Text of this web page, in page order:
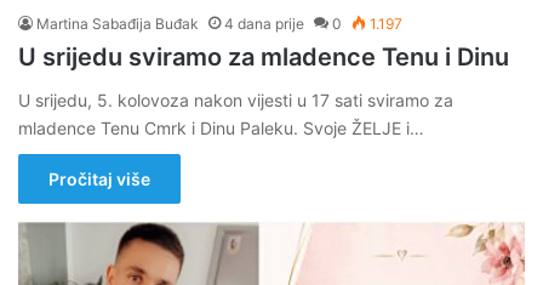
Martina Sabađija Buđak 4 dana prije 0 1.197
U srijedu sviramo za mladence Tenu i Dinu
U srijedu, 5. kolovoza nakon vijesti u 17 sati sviramo za
mladence Tenu Cmrk i Dinu Paleku. Svoje ŽELJE i…
Pročitaj više